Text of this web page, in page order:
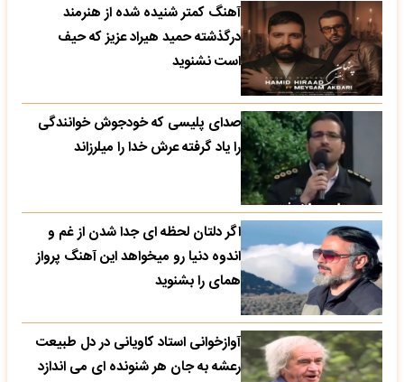
آهنگ کمتر شنیده شده از هنرمند
درگذشته حمید هیراد عزیز که حیف
است نشنوید
صدای پلیسی که خودجوش خوانندگی
را یاد گرفته عرش خدا را میلرزاند
اگر دلتان لحظه ای جدا شدن از غم و
اندوه دنیا رو میخواهد این آهنگ پرواز
همای را بشنوید
آوازخوانی استاد کاویانی در دل طبیعت
رعشه به جان هر شنونده ای می اندازد